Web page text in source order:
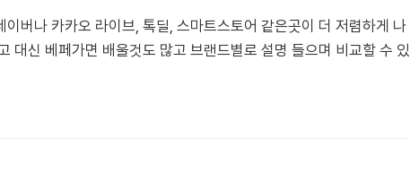
버나 카카오 라이브, 톡딜, 스마트스토어 같은곳이 더 저렴하게 나
대신 베페가면 배울것도 많고 브랜드별로 설명 들으며 비교할 수 있